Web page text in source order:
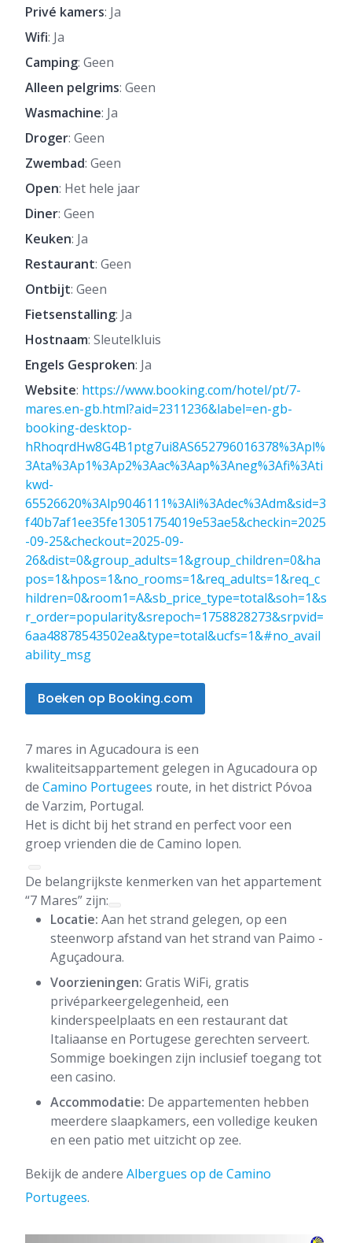
Privé kamers: Ja
Wifi: Ja
Camping: Geen
Alleen pelgrims: Geen
Wasmachine: Ja
Droger: Geen
Zwembad: Geen
Open: Het hele jaar
Diner: Geen
Keuken: Ja
Restaurant: Geen
Ontbijt: Geen
Fietsenstalling: Ja
Hostnaam: Sleutelkluis
Engels Gesproken: Ja
Website: https://www.booking.com/hotel/pt/7-
mares.en-gb.html?aid=2311236&label=en-gb-
booking-desktop-
hRhoqrdHw8G4B1ptg7ui8AS652796016378%3Apl%
3Ata%3Ap1%3Ap2%3Aac%3Aap%3Aneg%3Afi%3Ati
kwd-
65526620%3Alp9046111%3Ali%3Adec%3Adm&sid=3
f40b7af1ee35fe13051754019e53ae5&checkin=2025
-09-25&checkout=2025-09-
26&dist=0&group_adults=1&group_children=0&ha
pos=1&hpos=1&no_rooms=1&req_adults=1&req_c
hildren=0&room1=A&sb_price_type=total&soh=1&s
r_order=popularity&srepoch=1758828273&srpvid=
6aa48878543502ea&type=total&ucfs=1&#no_avail
ability_msg
Boeken op Booking.com
7 mares in Agucadoura is een
kwaliteitsappartement gelegen in Agucadoura op
de Camino Portugees route, in het district Póvoa
de Varzim, Portugal.
Het is dicht bij het strand en perfect voor een
groep vrienden die de Camino lopen.
De belangrijkste kenmerken van het appartement
“7 Mares” zijn:
Locatie: Aan het strand gelegen, op een
steenworp afstand van het strand van Paimo -
Aguçadoura.
Voorzieningen: Gratis WiFi, gratis
privéparkeergelegenheid, een
kinderspeelplaats en een restaurant dat
Italiaanse en Portugese gerechten serveert.
Sommige boekingen zijn inclusief toegang tot
een casino.
Accommodatie: De appartementen hebben
meerdere slaapkamers, een volledige keuken
en een patio met uitzicht op zee.
Bekijk de andere Albergues op de Camino
Portugees.